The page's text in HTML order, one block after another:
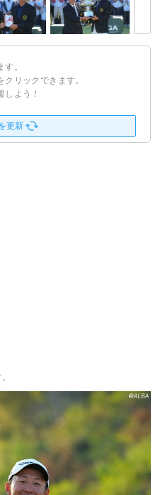
。
リックできます。
しよう！
更新